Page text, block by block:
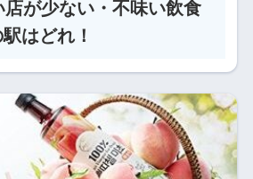
店が少ない・不味い飲食
はどれ！